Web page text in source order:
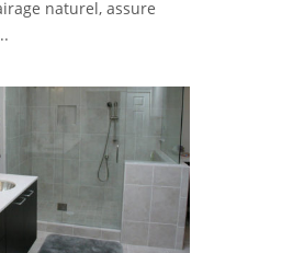
naturel, assure